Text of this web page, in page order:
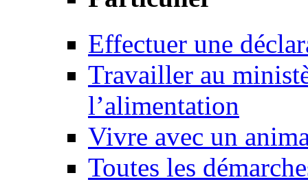
Effectuer une
Travailler au
l’alimentation
Vivre avec un
Toutes les